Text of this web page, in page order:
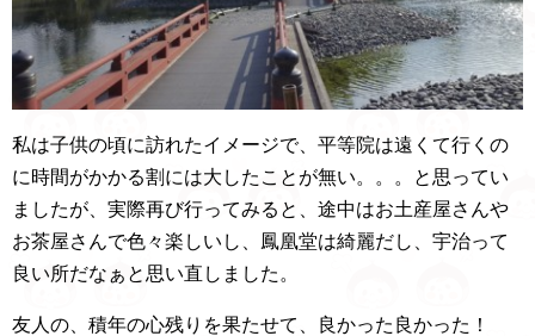
私は子供の頃に訪れたイメージで、平等院は遠くて行くの
に時間がかかる割には大したことが無い。。。と思ってい
ましたが、実際再び行ってみると、途中はお土産屋さんや
お茶屋さんで色々楽しいし、鳳凰堂は綺麗だし、宇治って
良い所だなぁと思い直しました。
友人の、積年の心残りを果たせて、良かった良かった！